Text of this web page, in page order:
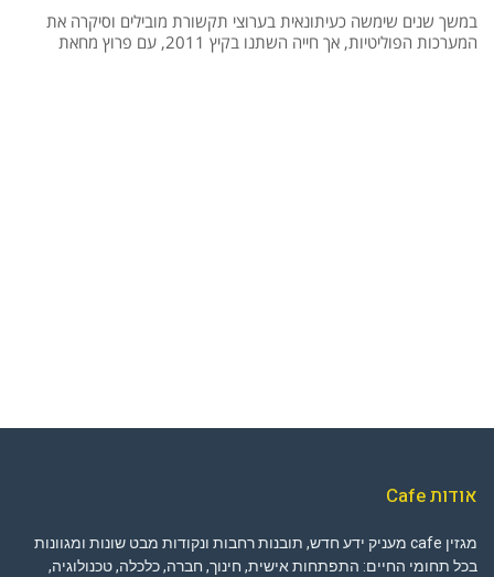
במשך שנים שימשה כעיתונאית בערוצי תקשורת מובילים וסיקרה את
המערכות הפוליטיות, אך חייה השתנו בקיץ 2011, עם פרוץ מחאת
אודות Cafe
מגזין cafe מעניק ידע חדש, תובנות רחבות ונקודות מבט שונות ומגוונות
בכל תחומי החיים: התפתחות אישית, חינוך, חברה, כלכלה, טכנולוגיה,